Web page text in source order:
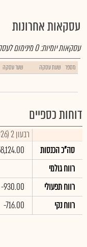
עסקאות אחרונות
עסקאות יומיות:0מינימום
מספר שעת עסקה שער עסקה
דוחות כספיים
רבעון 2 (2026)
סה"כ הכנסות
רווח גולמי
רווח תפעולי
-930.00
רווח נקי
-716.00